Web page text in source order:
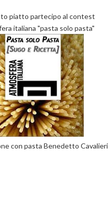
piatto partecipo al contest
italiana "pasta solo pasta"
con pasta Benedetto Cavalieri